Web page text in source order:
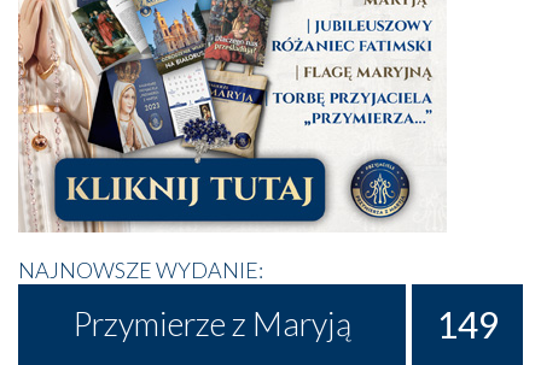
NAJNOWSZE WYDANIE:
Przymierze z Maryją 149